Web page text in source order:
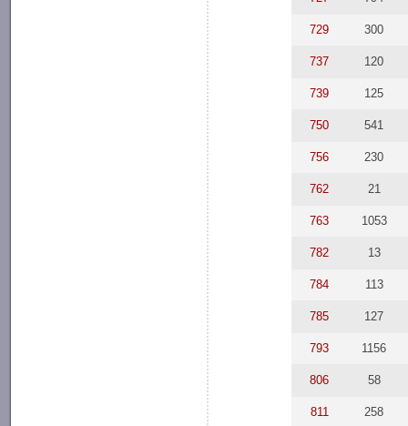
729 300
737 120
739 125
750 541
756 230
762 21
763 1053
782 13
784 113
785 127
793 1156
806 58
811 258